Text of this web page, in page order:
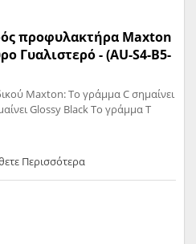
προφυλακτήρα Maxton
Γυαλιστερό - (AU-S4-B5-
Maxton: Το γράμμα C σημαίνει
Glossy Black Το γράμμα T
Περισσότερα